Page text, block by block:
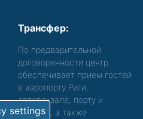
Трансфер:
По предварительной
договоренности центр
обеспечивает прием гостей
в аэропорту Риги,
автовокзале, порту и
вокзале, а также
settings